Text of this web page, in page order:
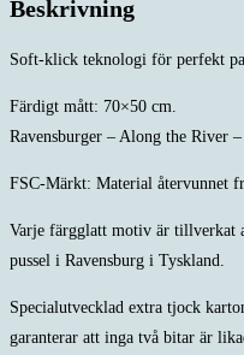
Beskrivning
Soft-klick teknologi för perfekt
Färdigt mått: 70×50 cm.
Ravensburger – Along the River
FSC-Märkt: Material återvunnet
Varje färgglatt motiv är tillverkat
pussel i Ravensburg i Tyskland.
Specialutvecklad extra tjock
garanterar att inga två bitar är